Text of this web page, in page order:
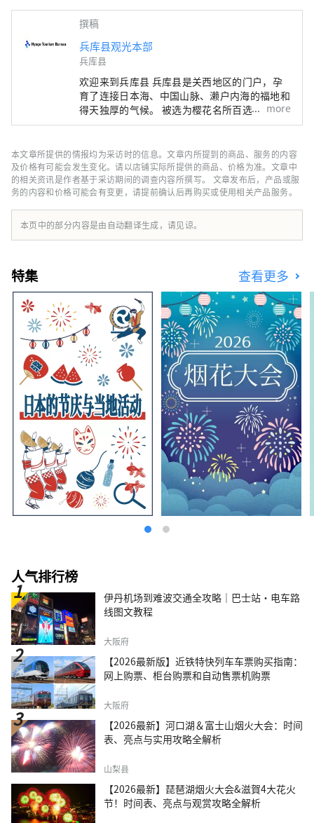
撰稿
兵库县观光本部
兵库县
欢迎来到兵库县 兵库县是关西地区的门户，孕
育了连接日本海、中国山脉、濑户内海的福地和
得天独厚的气候。 被选为樱花名所百选之一的
世界遗产姬路城、六甲山的全景夜景等，有许多
牛”是但马牛的代名词，是日本顶级牛肉之一，
而清酒米“兵库山田锦”则是让您舌头惊喜的宝
石。 有马温泉是著名的温泉，城崎温泉曾出现
在许多文学作品中。在大自然的包围下，您可以
放松身心。 淡路岛鸣门漩涡的雷鸣声、夏季各
地举办的烟火大会的动感声音等，您可以听到令
more
本文章所提供的情报均为采访时的信息。文章内所提到的商品、服务的内容
及价格有可能会发生变化。请以店铺实际所提供的商品、价格为准。文章中
的相关资讯是作者基于采访期间的调查内容所撰写。 文章发布后，产品或服
务的内容和价格可能会有变更，请提前确认后再购买或使用相关产品服务。
本页中的部分内容是由自动翻译生成，请见谅。
特集 查看更多
人气排行榜
伊丹机场到难波交通全攻略｜巴士站・电车路
线图文教程
大阪府
【2026最新版】近铁特快列车车票购买指南：
网上购票、柜台购票和自动售票机购票
大阪府
【2026最新】河口湖＆富士山烟火大会：时间
表、亮点与实用攻略全解析
山梨县
【2026最新】琵琶湖烟火大会&滋賀4大花火
节！时间表、亮点与观赏攻略全解析